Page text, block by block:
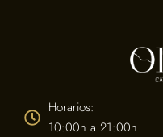
Horarios:
10:00h a 21:00h